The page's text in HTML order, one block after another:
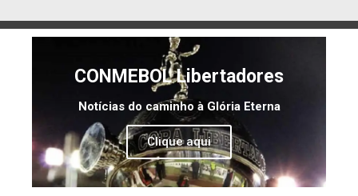
CONMEBOL Libertadores
Notícias do caminho à Glória Eterna
Clique aqui